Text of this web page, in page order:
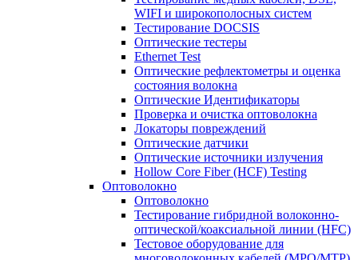
WIFI и широкополосных систем
Тестирование DOCSIS
Оптические тестеры
Ethernet Test
Оптические рефлектометры и оценка
состояния волокна
Оптические Идентификаторы
Проверка и очистка оптоволокна
Локаторы повреждений
Оптические датчики
Оптические источники излучения
Hollow Core Fiber (HCF) Testing
Оптоволокно
Оптоволокно
Тестирование гибридной волоконно-
оптической/коаксиальной линии (HFC)
Тестовое оборудование для